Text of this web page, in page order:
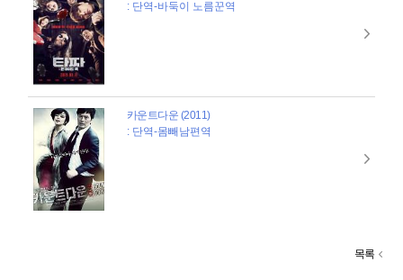
: 단역-바둑이 노름꾼역
카운트다운 (2011)
: 단역-몸빼남편역
목록